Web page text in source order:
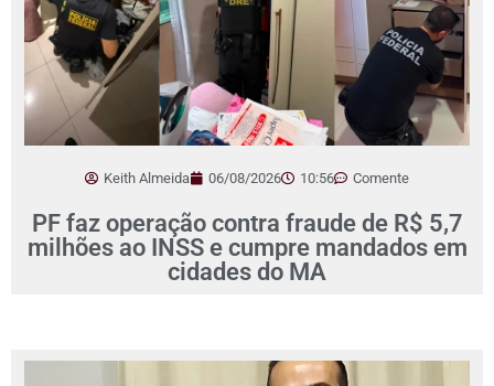
Keith Almeida 06/08/2026 10:56 Comente
PF faz operação contra fraude de R$ 5,7
milhões ao INSS e cumpre mandados em
cidades do MA